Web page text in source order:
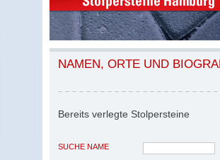
NAMEN, ORTE UND
Bereits verlegte Stolpersteine
SUCHE NAME